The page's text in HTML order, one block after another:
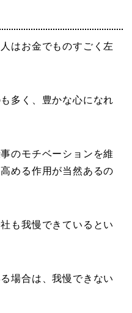
はお金でものすごく左
多く、豊かな心になれ
のモチベーションを維
める作用が当然あるの
も我慢できているとい
場合は、我慢できない